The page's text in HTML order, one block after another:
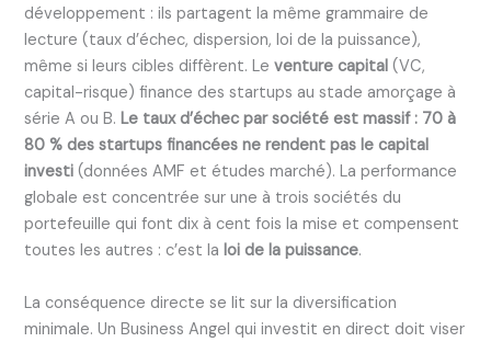
développement : ils partagent la même grammaire de
lecture (taux d’échec, dispersion, loi de la puissance),
même si leurs cibles diffèrent. Leventure capital (VC,
capital-risque) finance des startups au stade amorçage à
série A ou B.Le taux d’échec par société est massif : 70 à
80 % des startups financées ne rendent pas le capital
investi (données AMF et études marché). La performance
globale est concentrée sur une à trois sociétés du
portefeuille qui font dix à cent fois la mise et compensent
toutes les autres : c’est laloi de la puissance.
La conséquence directe se lit sur la diversification
minimale. Un Business Angel qui investit en direct doit viser